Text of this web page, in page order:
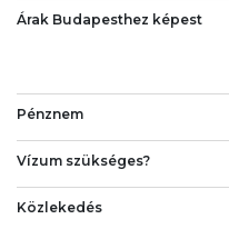
Árak Budapesthez képest
Pénznem
Vízum szükséges?
Közlekedés